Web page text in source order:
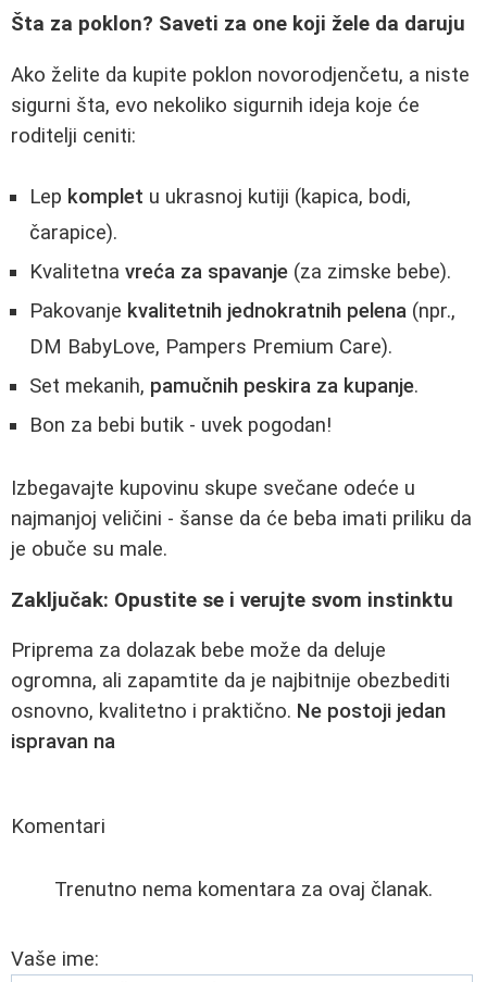
Šta za poklon? Saveti za one koji žele da daruju
Ako želite da kupite poklon novorodjenčetu, a niste
sigurni šta, evo nekoliko sigurnih ideja koje će
roditelji ceniti:
Lep komplet u ukrasnoj kutiji (kapica, bodi,
čarapice).
Kvalitetna vreća za spavanje (za zimske bebe).
Pakovanje kvalitetnih jednokratnih pelena (npr.,
DM BabyLove, Pampers Premium Care).
Set mekanih, pamučnih peskira za kupanje.
Bon za bebi butik - uvek pogodan!
Izbegavajte kupovinu skupe svečane odeće u
najmanjoj veličini - šanse da će beba imati priliku da
je obuče su male.
Zaključak: Opustite se i verujte svom instinktu
Priprema za dolazak bebe može da deluje
ogromna, ali zapamtite da je najbitnije obezbediti
osnovno, kvalitetno i praktično. Ne postoji jedan
ispravan na
Komentari
Trenutno nema komentara za ovaj članak.
Vaše ime: